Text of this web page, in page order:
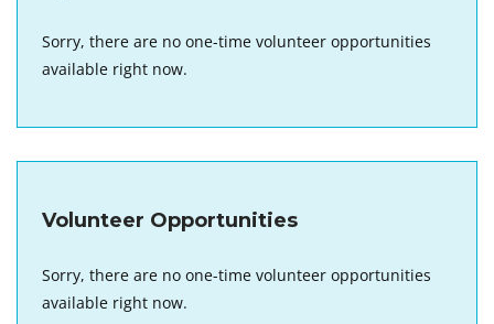
Sorry, there are no one-time volunteer opportunities
available right now.
Volunteer Opportunities
Sorry, there are no one-time volunteer opportunities
available right now.